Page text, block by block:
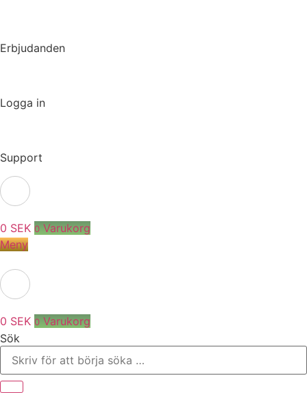
Erbjudanden
Logga in
Support
0 SEK 0 Varukorg
Meny
0 SEK 0 Varukorg
Sök